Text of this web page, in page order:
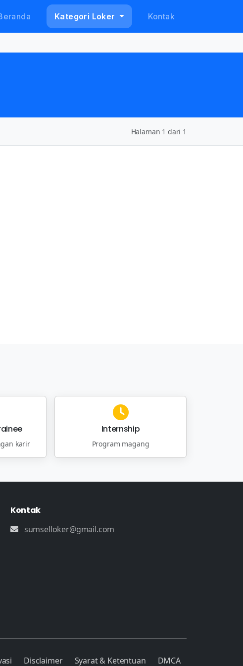
Kategori Loker Kontak
Halaman 1 dari 1
karir
Internship
Program magang
Kontak
sumselloker@gmail.com
Disclaimer Syarat & Ketentuan DMCA